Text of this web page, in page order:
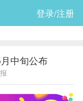
登录/注册
中旬公布